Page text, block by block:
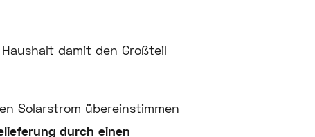
damit den Großteil
Solarstrom übereinstimmen
durch einen